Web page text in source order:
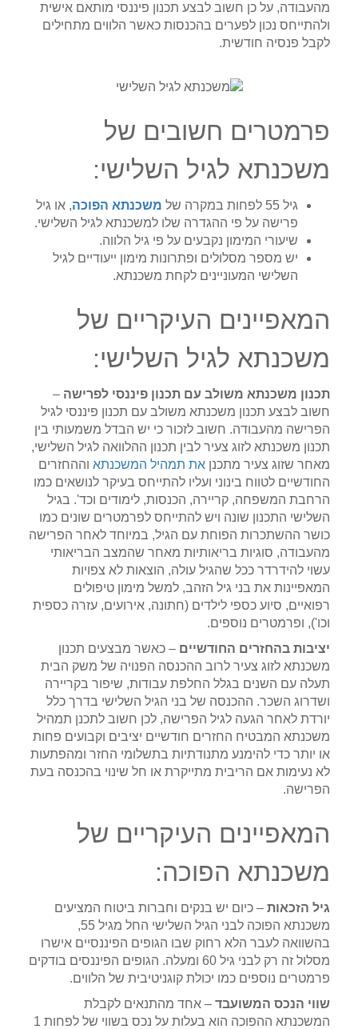
מהעבודה, על כן חשוב לבצע תכנון פיננסי מותאם אישית
ולהתייחס נכון לפערים בהכנסות כאשר הלווים מתחילים
לקבל פנסיה חודשית.
פרמטרים חשובים של
משכנתא לגיל השלישי:
גיל 55 לפחות במקרה של משכנתא הפוכה, או גיל
פרישה על פי ההגדרה שלו למשכנתא לגיל השלישי.
שיעורי המימון נקבעים על פי גיל הלווה.
יש מספר מסלולים ופתרונות מימון ייעודיים לגיל
השלישי המעוניינים לקחת משכנתא.
המאפיינים העיקריים של
משכנתא לגיל השלישי:
תכנון משכנתא משולב עם תכנון פיננסי לפרישה –
חשוב לבצע תכנון משכנתא משולב עם תכנון פיננסי לגיל
הפרישה מהעבודה. חשוב לזכור כי יש הבדל משמעותי בין
תכנון משכנתא לזוג צעיר לבין תכנון ההלוואה לגיל השלישי,
מאחר שזוג צעיר מתכנן את תמהיל המשכנתא וההחזרים
החודשיים לטווח בינוני ועליו להתייחס בעיקר לנושאים כמו
הרחבת המשפחה, קריירה, הכנסות, לימודים וכד'. בגיל
השלישי התכנון שונה ויש להתייחס לפרמטרים שונים כמו
כושר ההשתכרות הפוחת עם הגיל, במיוחד לאחר הפרישה
מהעבודה, סוגיות בריאותיות מאחר שהמצב הבריאותי
עשוי להידרדר ככל שהגיל עולה, הוצאות לא צפויות
המאפיינות את בני גיל הזהב, למשל מימון טיפולים
רפואיים, סיוע כספי לילדים (חתונה, אירועים, עזרה כספית
וכו'), ופרמטרים נוספים.
יציבות בהחזרים החודשיים – כאשר מבצעים תכנון
משכנתא לזוג צעיר לרוב ההכנסה הפנויה של משק הבית
תעלה עם השנים בגלל החלפת עבודות, שיפור בקריירה
ושדרוג השכר. ההכנסה של בני הגיל השלישי בדרך כלל
יורדת לאחר הגעה לגיל הפרישה, לכן חשוב לתכנן תמהיל
משכנתא המבטיח החזרים חודשיים יציבים וקבועים פחות
או יותר כדי להימנע מתנודתיות בתשלומי החזר ומהפתעות
לא נעימות אם הריבית מתייקרת או חל שינוי בהכנסה בעת
הפרישה.
המאפיינים העיקריים של
משכנתא הפוכה:
גיל הזכאות – כיום יש בנקים וחברות ביטוח המציעים
משכנתא הפוכה לבני הגיל השלישי החל מגיל 55,
בהשוואה לעבר הלא רחוק שבו הגופים הפיננסיים אישרו
מסלול זה רק לבני גיל 60 ומעלה. הגופים הפיננסים בודקים
פרמטרים נוספים כמו יכולת קוגניטיבית של הלווים.
שווי הנכס המשועבד – אחד מהתנאים לקבלת
המשכנתא ההפוכה הוא בעלות על נכס בשווי של לפחות 1